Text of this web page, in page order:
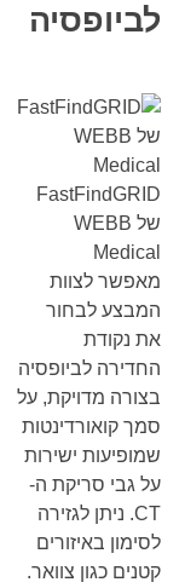
לביופסיה
FastFindGRID
של WEBB
Medical
מאפשר לצוות
המבצע לבחור
את נקודת
החדירה לביופסיה
בצורה מדויקת, על
סמך קואורדינטות
שמופיעות ישירות
על גבי סריקת ה-
CT. ניתן לגזירה
לסימון באיזורים
קטנים כגון צוואר.